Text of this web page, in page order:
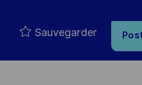
Sauvegarder